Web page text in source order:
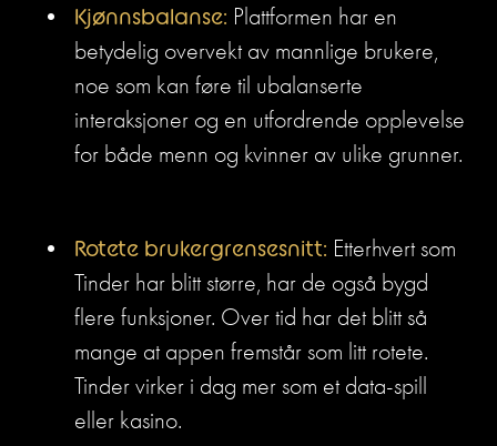
Kjønnsbalanse: Plattformen har en
betydelig overvekt av mannlige brukere,
noe som kan føre til ubalanserte
interaksjoner og en utfordrende opplevelse
for både menn og kvinner av ulike grunner.
Rotete brukergrensesnitt: Etterhvert som
Tinder har blitt større, har de også bygd
flere funksjoner. Over tid har det blitt så
mange at appen fremstår som litt rotete.
Tinder virker i dag mer som et data-spill
eller kasino.